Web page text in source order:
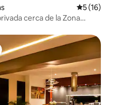
5 (16)
cerca de la Zona
huéspedes